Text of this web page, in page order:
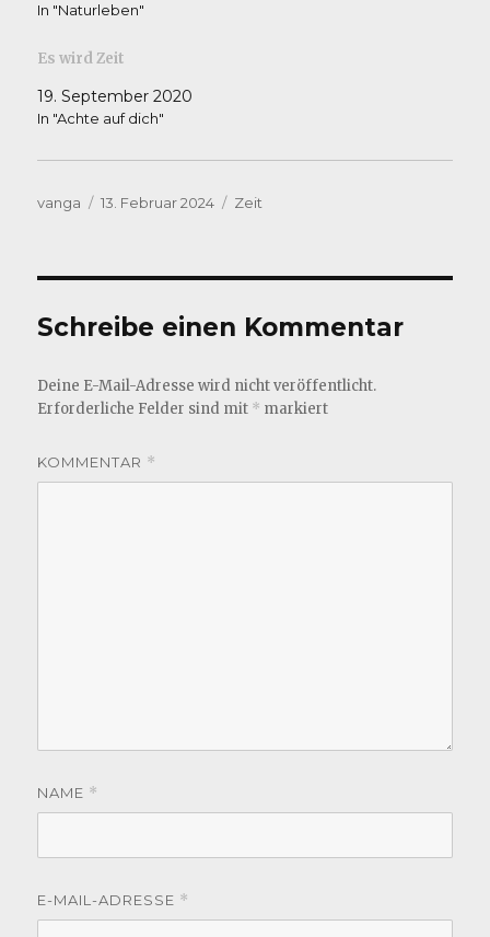
In "Naturleben"
Es wird Zeit
19. September 2020
In "Achte auf dich"
Autor
vanga
Veröffentlicht
13. Februar 2024 Kategorien
Zeit
Schreibe einen Kommentar
Deine E-Mail-Adresse wird nicht veröffentlicht.
Erforderliche Felder sind mit * markiert
KOMMENTAR *
NAME *
E-MAIL-ADRESSE *